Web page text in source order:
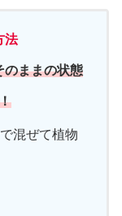
法
のままの状態
混ぜて植物